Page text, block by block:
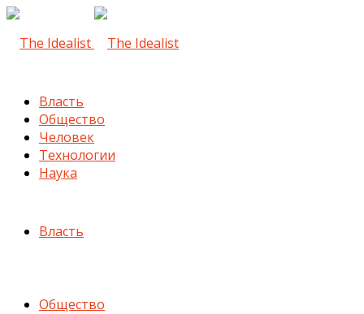
Власть
Общество
Человек
Технологии
Наука
Власть
Общество